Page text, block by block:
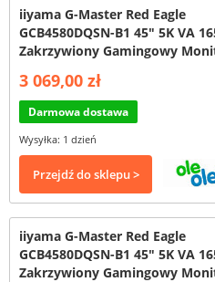
iiyama G-Master Red Eagle
GCB4580DQSN-B1 45" 5K VA
Zakrzywiony Gamingowy
3 069,00 zł
Darmowa dostawa
Wysyłka: 1 dzień
Przejdź do sklepu >
iiyama G-Master Red Eagle
GCB4580DQSN-B1 45" 5K VA
Zakrzywiony Gamingowy